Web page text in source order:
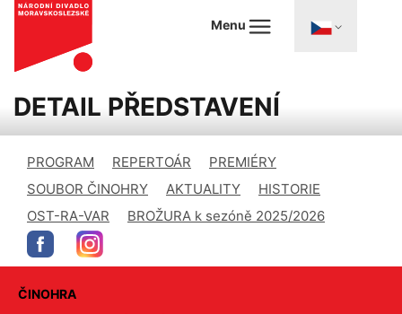
Menu
DETAIL PŘEDSTAVENÍ
PROGRAM REPERTOÁR
PREMIÉRY
SOUBOR ČINOHRY
AKTUALITY
HISTORIE
OST-RA-VAR
BROŽURA k sezóně 2025/2026
ČINOHRA